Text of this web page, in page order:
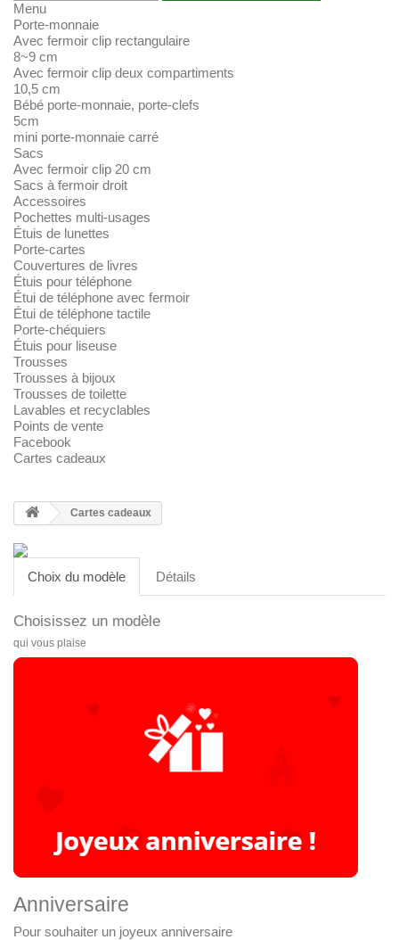
Menu
Porte-monnaie
Avec fermoir clip rectangulaire
8~9 cm
Avec fermoir clip deux compartiments
10,5 cm
Bébé porte-monnaie, porte-clefs
5cm
mini porte-monnaie carré
Sacs
Avec fermoir clip 20 cm
Sacs à fermoir droit
Accessoires
Pochettes multi-usages
Étuis de lunettes
Porte-cartes
Couvertures de livres
Étuis pour téléphone
Étui de téléphone avec fermoir
Étui de téléphone tactile
Porte-chéquiers
Étuis pour liseuse
Trousses
Trousses à bijoux
Trousses de toilette
Lavables et recyclables
Points de vente
Facebook
Cartes cadeaux
Cartes cadeaux
Choix du modèle Détails
Choisissez un modèle
qui vous plaise
Anniversaire
Pour souhaiter un joyeux anniversaire